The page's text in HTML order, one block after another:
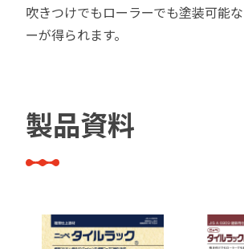
いります。
吹きつけでもローラーでも塗装可能
ーが得られます。
製品資料